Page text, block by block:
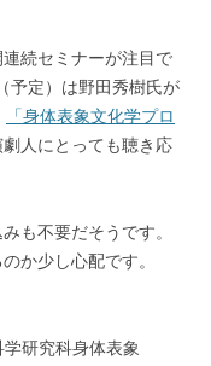
続セミナーが注目で
予定）は野田秀樹氏が
「身体表象文化学プロ
人にとっても聴き応
も不要だそうです。
か少し心配です。
研究科身体表象